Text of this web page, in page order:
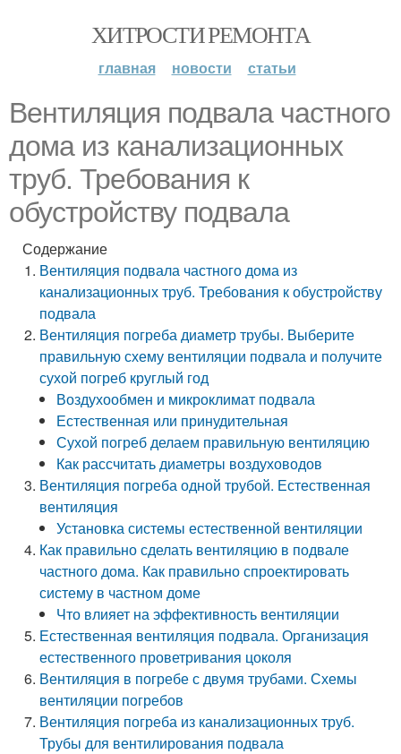
ХИТРОСТИ РЕМОНТА
главная новости статьи
Вентиляция подвала частного
дома из канализационных
труб. Требования к
обустройству подвала
Содержание
Вентиляция подвала частного дома из
канализационных труб. Требования к обустройству
подвала
Вентиляция погреба диаметр трубы. Выберите
правильную схему вентиляции подвала и получите
сухой погреб круглый год
Воздухообмен и микроклимат подвала
Естественная или принудительная
Сухой погреб делаем правильную вентиляцию
Как рассчитать диаметры воздуховодов
Вентиляция погреба одной трубой. Естественная
вентиляция
Установка системы естественной вентиляции
Как правильно сделать вентиляцию в подвале
частного дома. Как правильно спроектировать
систему в частном доме
Что влияет на эффективность вентиляции
Естественная вентиляция подвала. Организация
естественного проветривания цоколя
Вентиляция в погребе с двумя трубами. Схемы
вентиляции погребов
Вентиляция погреба из канализационных труб.
Трубы для вентилирования подвала